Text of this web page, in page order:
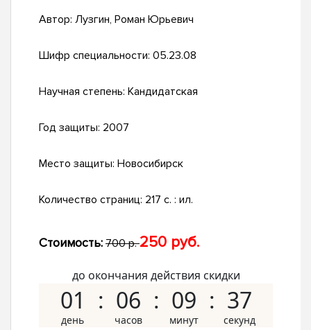
Автор: Лузгин, Роман Юрьевич
Шифр специальности: 05.23.08
Научная степень: Кандидатская
Год защиты: 2007
Место защиты: Новосибирск
Количество страниц: 217 с. : ил.
Стоимость: 700 р.250 руб.
до окончания действия скидки
01 06 09 36